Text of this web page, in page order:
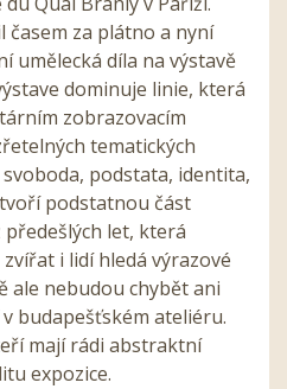
časem za plátno a nyní
umělecká díla na výstavě
dominuje linie, která
zobrazovacím
tematických
podstata, identita,
podstatnou část
let, která
i lidí hledá výrazové
ale nebudou chybět ani
budapešťském ateliéru.
mají rádi abstraktní
expozice.